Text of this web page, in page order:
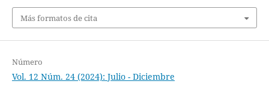
Más formatos de cita
Número
Vol. 12 Núm. 24 (2024): Julio - Diciembre